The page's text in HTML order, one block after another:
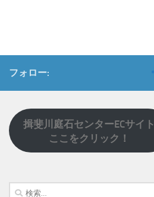
フォロー:
揖斐川庭石センターECサイト
ここをクリック！
検